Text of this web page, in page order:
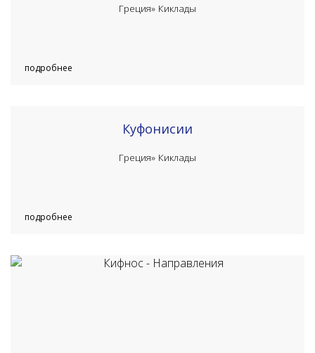
Греция» Киклады
подробнее
Куфонисии
Греция» Киклады
подробнее